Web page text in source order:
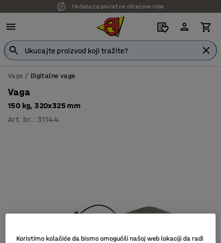
14 dana za povrat ne oštećene robe
Vage Digitalne vage
Vaga
150 kg, 320x325 mm
Art. br. : 31144
Koristimo kolačiće da bismo omogućili našoj web lokaciji da radi